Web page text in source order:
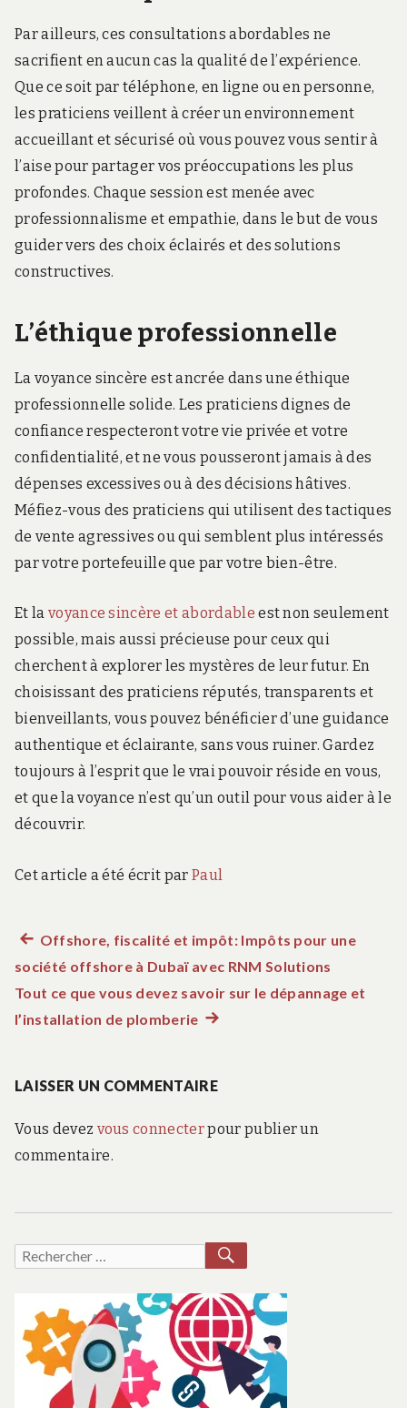
Par ailleurs, ces consultations abordables ne
sacrifient en aucun cas la qualité de l’expérience.
Que ce soit par téléphone, en ligne ou en personne,
les praticiens veillent à créer un environnement
accueillant et sécurisé où vous pouvez vous sentir à
l’aise pour partager vos préoccupations les plus
profondes. Chaque session est menée avec
professionnalisme et empathie, dans le but de vous
guider vers des choix éclairés et des solutions
constructives.
L’éthique professionnelle
La voyance sincère est ancrée dans une éthique
professionnelle solide. Les praticiens dignes de
confiance respecteront votre vie privée et votre
confidentialité, et ne vous pousseront jamais à des
dépenses excessives ou à des décisions hâtives.
Méfiez-vous des praticiens qui utilisent des tactiques
de vente agressives ou qui semblent plus intéressés
par votre portefeuille que par votre bien-être.
Et la voyance sincère et abordable est non seulement
possible, mais aussi précieuse pour ceux qui
cherchent à explorer les mystères de leur futur. En
choisissant des praticiens réputés, transparents et
bienveillants, vous pouvez bénéficier d’une guidance
authentique et éclairante, sans vous ruiner. Gardez
toujours à l’esprit que le vrai pouvoir réside en vous,
et que la voyance n’est qu’un outil pour vous aider à le
découvrir.
Cet article a été écrit par Paul
Navigation
de
Article
précédent :
Offshore, fiscalité et impôt: Impôts pour une
société offshore à Dubaï avec RNM Solutions
Tout ce que vous devez savoir sur le dépannage et
l’installation de plomberieArticle
LAISSER UN COMMENTAIRE
Vous devez vous connecterpour publier un
commentaire.
Recherche